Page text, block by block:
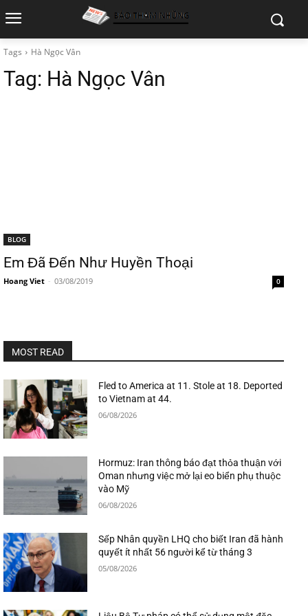
Tags Hà Ngọc Vân
Tag: Hà Ngọc Vân
BLOG
Em Đã Đến Như Huyền Thoại
Hoang Viet - 03/08/2019 0
MOST READ
Fled to America at 11. Stole at 18. Deported
to Vietnam at 44.
06/08/2026
Hormuz: Iran thông báo đạt thỏa thuận với
Oman nhưng việc mở lại eo biển phụ thuộc
vào Mỹ
06/08/2026
Sếp Nhân quyền LHQ cho biết Iran đã hành
quyết ít nhất 56 người kể từ tháng 3
05/08/2026